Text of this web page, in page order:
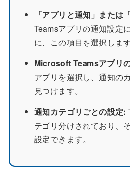
「アプリと通知」または
Teamsアプリの通知設定
に、この項目を選択します
Microsoft Teamsアプリ
アプリを選択し、通知の
見つけます。
通知カテゴリごとの設定:
テゴリ分けされており、
設定できます。